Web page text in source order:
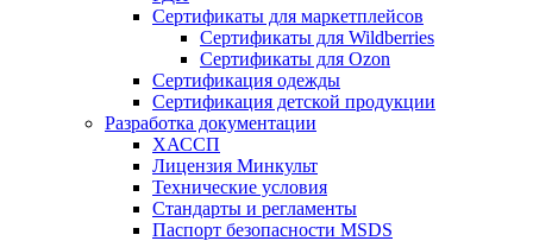
Сертификаты для маркетплейсов
Сертификаты для Wildberries
Сертификаты для Ozon
Сертификация одежды
Сертификация детской продукции
Разработка документации
ХАССП
Лицензия Минкульт
Технические условия
Стандарты и регламенты
Паспорт безопасности MSDS